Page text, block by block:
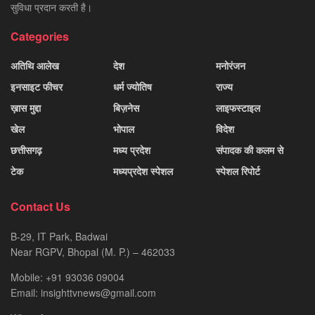
सुविधा प्रदान करती है।
Categories
अतिथि आलेख
इनसाइट फीचर
ख़ास मुद्दा
खेल
छत्तीसगढ़
टेक
देश
धर्म ज्योतिष
बिज़नेस
भोपाल
मध्य प्रदेश
मध्यप्रदेश स्पेशल
मनोरंजन
राज्य
लाइफस्टाइल
विदेश
संपादक की कलम से
स्पेशल रिपोर्ट
Contact Us
B-29, IT Park, Badwai
Near RGPV, Bhopal (M. P.) – 462033
Mobile: +91 93036 09004
Email: insighttvnews@gmail.com